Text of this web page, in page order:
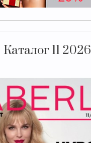
Каталог 11 2026